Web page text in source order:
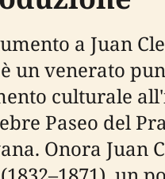
a Juan
un venerato
culturale
Paseo del
Onora Juan